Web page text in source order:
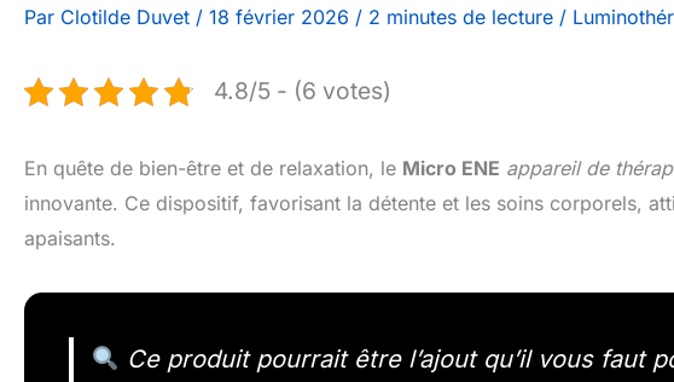
Par Clotilde Duvet / 18 février 2026 / 2 minutes de lecture /
4.8/5 - (6 votes)
En quête de bien-être et de relaxation, le Micro ENE appareil de
innovante. Ce dispositif, favorisant la détente et les soins corporels,
apaisants.
Ce produit pourrait être l’ajout qu’il vous faut